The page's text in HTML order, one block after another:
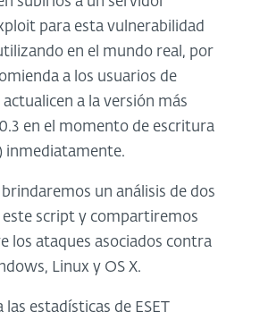
para esta vulnerabilidad
en el mundo real, por
a los usuarios de
a la versión más
en el momento de escritura
inmediatamente.
un análisis de dos
este script y compartiremos
los ataques asociados contra
Linux y OS X.
las estadísticas de ESET